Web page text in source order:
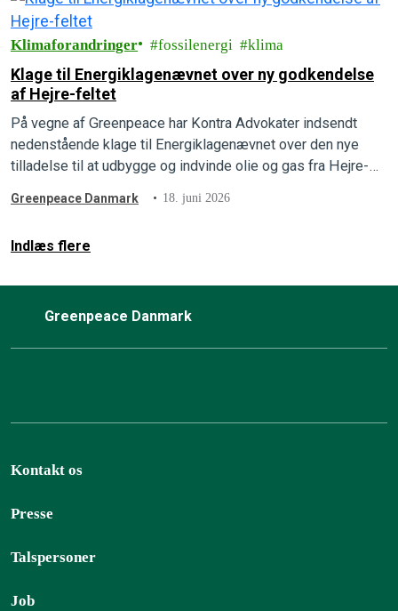
Greenpeace har derfor indsendt en ny…
Klimaforandringer fossilenergi klima
Klage til Energiklagenævnet over ny godkendelse
af Hejre-feltet
På vegne af Greenpeace har Kontra Advokater indsendt
nedenstående klage til Energiklagenævnet over den nye
tilladelse til at udbygge og indvinde olie og gas fra Hejre-
Greenpeace Danmark 18. juni 2026
Indlæs flere
Greenpeace Danmark
Kontakt os
Presse
Talspersoner
Job